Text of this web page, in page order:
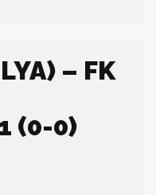
– FK
(0-0)